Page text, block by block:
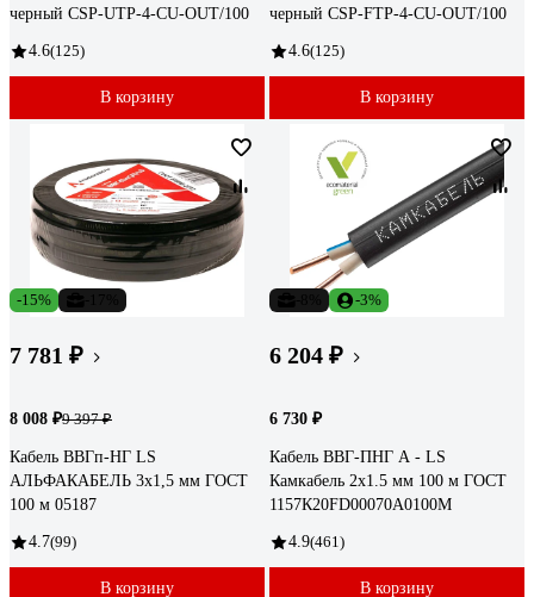
черный CSP-UTP-4-CU-OUT/100
4.6(125)
В корзину
черный CSP-FTP-4-CU-OUT/100
4.6(125)
В корзину
-15%
7 781 ₽
8 008 ₽9 397 ₽
Кабель ВВГп-НГ LS
АЛЬФАКАБЕЛЬ 3х1,5 мм ГОСТ
100 м 05187
4.7(99)
В корзину
-3%
6 204 ₽
6 730 ₽
Кабель ВВГ-ПНГ А - LS
Камкабель 2x1.5 мм 100 м ГОСТ
1157К20FD00070А0100М
4.9(461)
В корзину